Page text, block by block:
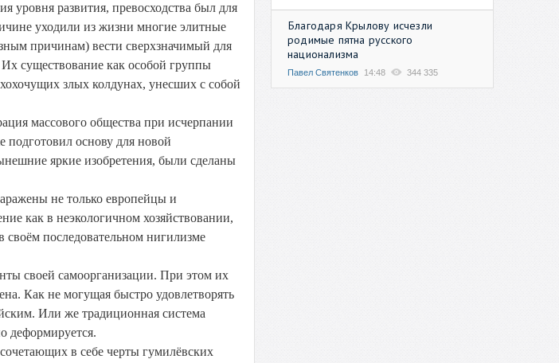
уровня развития, превосходства был для
уходили из жизни многие элитные
причинам) вести сверхзначимый для
существование как особой группы
злых колдунах, унесших с собой
массового общества при исчерпании
подготовил основу для новой
яркие изобретения, были сделаны
не только европейцы и
как в неэкологичном хозяйствовании,
последовательном нигилизме
своей самоорганизации. При этом их
Как не могущая быстро удовлетворять
Или же традиционная система
деформируется.
в себе черты гумилёвских
Благодаря Крылову исчезли
родимые пятна русского
национализма
Павел Святенков 14:48 344 335